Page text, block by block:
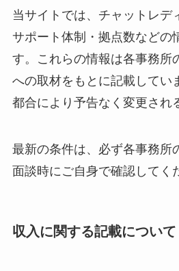
当サイトでは、チャットレデ
サポート体制・拠点数などの
す。これらの情報は各事務所
への取材をもとに記載してい
都合により予告なく変更され
最新の条件は、必ず各事務所
面談時にご自身で確認してく
収入に関する記載について